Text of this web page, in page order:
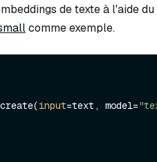
de texte à l'aide
comme exemple.
input=text, model=